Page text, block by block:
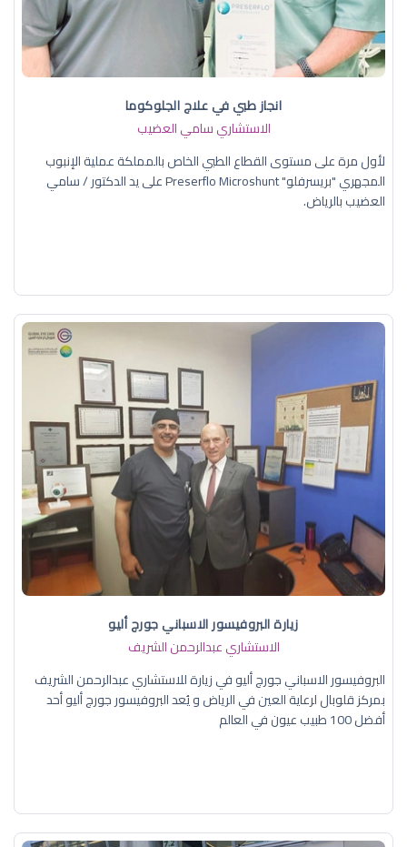
انجاز طبي في علاج الجلوكوما
الاستشاري سامي العضيب
لأول مرة على مستوى القطاع الطبي الخاص بالمملكة عملية الإنبوب
المجهري "بريسرفلو" Preserflo Microshunt على يد الدكتور / سامي
العضيب بالرياض.
زيارة البروفيسور الاسباني جورج أليو
الاستشاري عبدالرحمن الشريف
البروفيسور الاسباني جورج أليو في زيارة للاستشاري عبدالرحمن الشريف
بمركز قلوبال لرعاية العين في الرياض و يُعد البروفيسور جورج أليو أحد
أفضل 100 طبيب عيون في العالم